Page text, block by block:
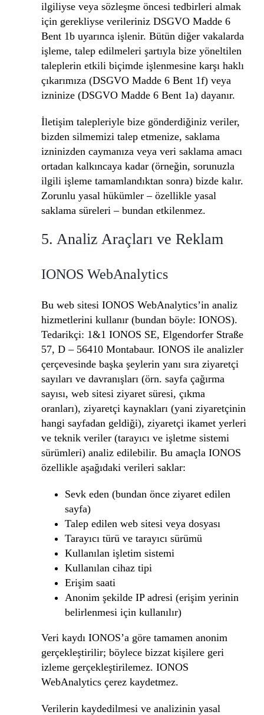
ilgiliyse veya sözleşme öncesi tedbirleri almak
için gerekliyse verileriniz DSGVO Madde 6
Bent 1b uyarınca işlenir. Bütün diğer vakalarda
işleme, talep edilmeleri şartıyla bize yöneltilen
taleplerin etkili biçimde işlenmesine karşı haklı
çıkarımıza (DSGVO Madde 6 Bent 1f) veya
izninize (DSGVO Madde 6 Bent 1a) dayanır.
İletişim talepleriyle bize gönderdiğiniz veriler,
bizden silmemizi talep etmenize, saklama
izninizden caymanıza veya veri saklama amacı
ortadan kalkıncaya kadar (örneğin, sorunuzla
ilgili işleme tamamlandıktan sonra) bizde kalır.
Zorunlu yasal hükümler – özellikle yasal
saklama süreleri – bundan etkilenmez.
5. Analiz Araçları ve Reklam
IONOS WebAnalytics
Bu web sitesi IONOS WebAnalytics’in analiz
hizmetlerini kullanır (bundan böyle: IONOS).
Tedarikçi: 1&1 IONOS SE, Elgendorfer Straße
57, D – 56410 Montabaur. IONOS ile analizler
çerçevesinde başka şeylerin yanı sıra ziyaretçi
sayıları ve davranışları (örn. sayfa çağırma
sayısı, web sitesi ziyaret süresi, çıkma
oranları), ziyaretçi kaynakları (yani ziyaretçinin
hangi sayfadan geldiği), ziyaretçi ikamet yerleri
ve teknik veriler (tarayıcı ve işletme sistemi
sürümleri) analiz edilebilir. Bu amaçla IONOS
özellikle aşağıdaki verileri saklar:
Sevk eden (bundan önce ziyaret edilen
sayfa)
Talep edilen web sitesi veya dosyası
Tarayıcı türü ve tarayıcı sürümü
Kullanılan işletim sistemi
Kullanılan cihaz tipi
Erişim saati
Anonim şekilde IP adresi (erişim yerinin
belirlenmesi için kullanılır)
Veri kaydı IONOS’a göre tamamen anonim
gerçekleştirilir; böylece bizzat kişilere geri
izleme gerçekleştirilemez. IONOS
WebAnalytics çerez kaydetmez.
Verilerin kaydedilmesi ve analizinin yasal